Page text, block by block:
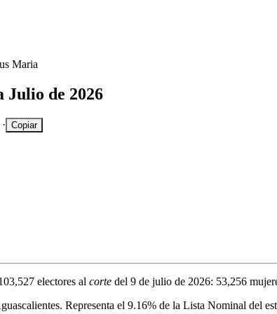
Maria
Julio de 2026
· Copiar
electores al corte del 9 de julio de 2026: 53,256
. Representa el 9.16% de la Lista Nominal del